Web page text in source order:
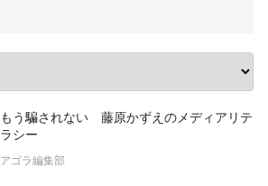
もう騙されない 藤原かずえのメディアリテ
ラシー
アゴラ編集部